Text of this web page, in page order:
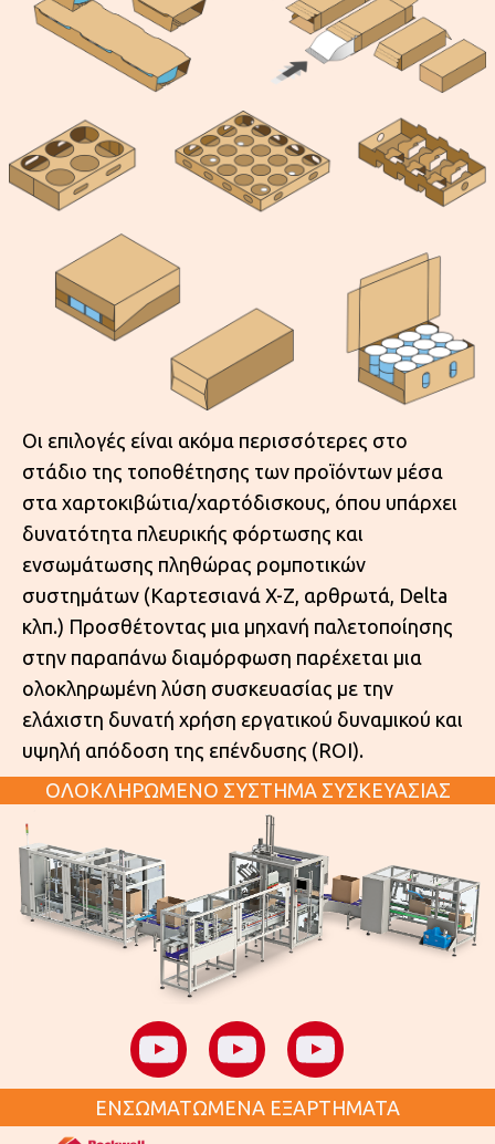
Οι επιλογές είναι ακόμα περισσότερες στο
στάδιο της τοποθέτησης των προϊόντων μέσα
στα χαρτοκιβώτια/χαρτόδισκους, όπου υπάρχει
δυνατότητα πλευρικής φόρτωσης και
ενσωμάτωσης πληθώρας ρομποτικών
συστημάτων (Καρτεσιανά X-Z, αρθρωτά, Delta
κλπ.) Προσθέτοντας μια μηχανή παλετοποίησης
στην παραπάνω διαμόρφωση παρέχεται μια
ολοκληρωμένη λύση συσκευασίας με την
ελάχιστη δυνατή χρήση εργατικού δυναμικού και
υψηλή απόδοση της επένδυσης (ROI).
ΟΛΟΚΛΗΡΩΜΕΝΟ ΣΥΣΤΗΜΑ ΣΥΣΚΕΥΑΣΙΑΣ
ΕΝΣΩΜΑΤΩΜΕΝΑ ΕΞΑΡΤΗΜΑΤΑ